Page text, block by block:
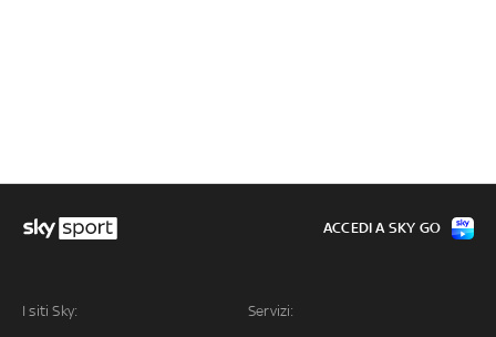
I siti Sky: Servizi:
ACCEDI A SKY GO